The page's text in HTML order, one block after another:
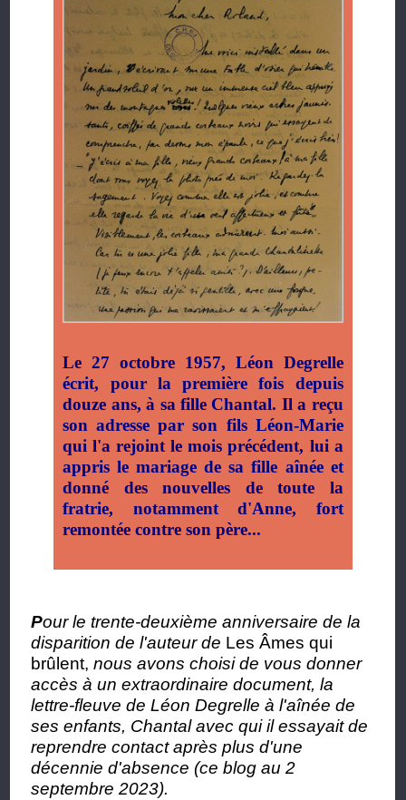
Le 27 octobre 1957, Léon Degrelle
écrit, pour la première fois depuis
douze ans, à sa fille Chantal. Il a reçu
son adresse par son fils Léon-Marie
qui l'a rejoint le mois précédent, lui a
appris le mariage de sa fille aînée et
donné des nouvelles de toute la
fratrie, notamment d'Anne, fort
remontée contre son père...
Pour le trente-deuxième anniversaire de la
disparition de l'auteur de Les Âmes qui
brûlent, nous avons choisi de vous donner
accès à un extraordinaire document, la
lettre-fleuve de Léon Degrelle à l'aînée de
ses enfants, Chantal avec qui il essayait de
reprendre contact après plus d'une
décennie d'absence (ce blog au 2
septembre 2023).